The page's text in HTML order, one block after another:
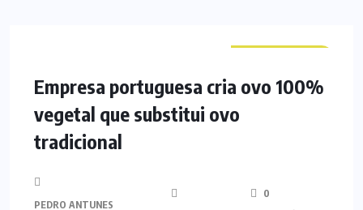
Empresa portuguesa cria ovo 100%
vegetal que substitui ovo
tradicional
PEDRO ANTUNES
0